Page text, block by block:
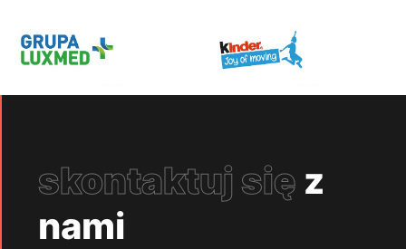
skontaktuj się z
nami